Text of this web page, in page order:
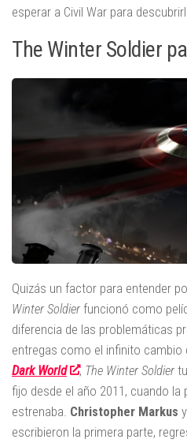
esperar a Civil War para
The Winter Soldier
Quizás un factor para entender
Winter Soldier funcionó como
diferencia de las problemáticas
entregas como el infinito
Dark World
, The Winter Soldier
fijo desde el año 2011, cuando la
estrenaba. Christopher Markus y
escribieron la primera parte,